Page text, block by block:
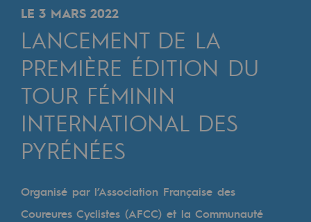
Transversalité et Collaboratif
Notre culture et nos valeurs
Une organisation certifiée
Notre organisation
Notre organisation
Indicateurs
LE 3 MARS 2022
LANCEMENT DE LA
PREMIÈRE ÉDITION DU
TOUR FÉMININ
INTERNATIONAL DES
PYRÉNÉES
Organisé par l’Association Française des
Coureures Cyclistes (AFCC) et la Communauté